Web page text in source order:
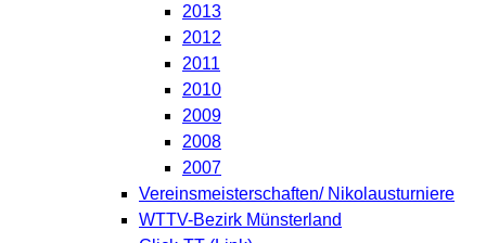
2013
2012
2011
2010
2009
2008
2007
Vereinsmeisterschaften/ Nikolausturniere
WTTV-Bezirk Münsterland